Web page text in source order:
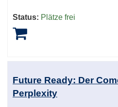
Status: Plätze frei
Future Ready: Der
Perplexity